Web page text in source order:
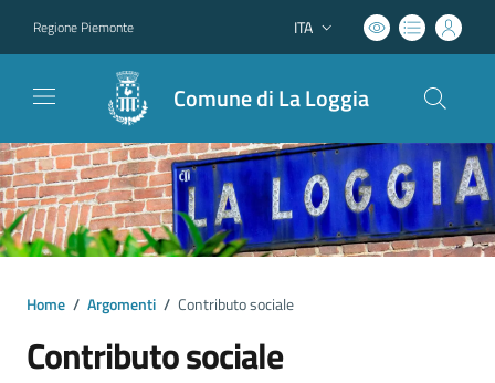
Regione Piemonte Lingua attiva:
ITA
Comune di La Loggia
Home / Argomenti / Contributo sociale
Contributo sociale